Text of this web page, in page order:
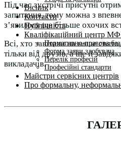
Вісник
Контакти
Публічність
Кваліфікаційний центр
Нормативно-правова
Форма заяви здобувача
Перелік професій
Професійні стандарти
Майстри сервісних центрів
Про формальну,
Під час зустрічі присутні
запитання, тому можна з
з’явилося ще більше охочих
Всі, хто завітали на наше
тільки від друзів, а ще й
викладачів.